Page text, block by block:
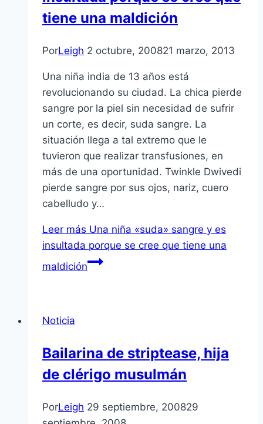
tiene una maldición
PorLeigh 2 octubre, 200821 marzo, 2013
Una niña india de 13 años está
revolucionando su ciudad. La chica pierde
sangre por la piel sin necesidad de sufrir
un corte, es decir, suda sangre. La
situación llega a tal extremo que le
tuvieron que realizar transfusiones, en
más de una oportunidad. Twinkle Dwivedi
pierde sangre por sus ojos, nariz, cuero
cabelludo y…
Leer más Una niña «suda» sangre y es
insultada porque se cree que tiene una
maldición
Noticia
Bailarina de striptease, hija
de clérigo musulmán
PorLeigh 29 septiembre, 200829